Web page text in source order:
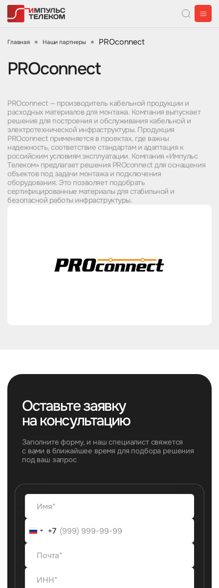
Главная Наши партнеры PROconnect
PROconnect
PROconnect — производитель кабельной продукции и
расходных материалов для монтажа. Компания выпускает
решения для построения и обслуживания кабельной и
электротехнической инфраструктуры. Продукция
PROconnect применяется в проектах, где важны
надежность, соответствие стандартам и адаптация к
российским условиям эксплуатации. Компания «Импульс
Телеком» предлагает решения PROconnect для оснащения
объектов под задачи монтажа и подключения
оборудования. Это позволяет подобрать
сертифицированные материалы для стабильной и
безопасной работы инфраструктуры.
Оставьте заявку
на консультацию
Заполните форму, и наш специалист свяжется
с вами в ближайшее время для подбора решения
под ваш запрос
+7
+7